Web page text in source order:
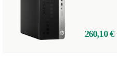
260,10 €